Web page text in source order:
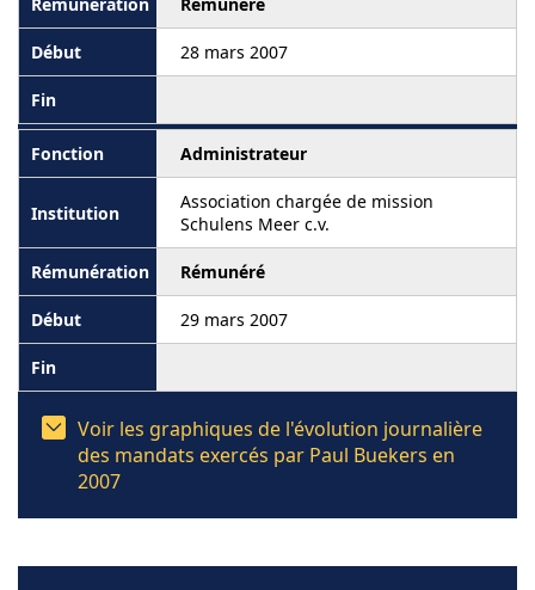
Rémunéré
28 mars 2007
Administrateur
Association chargée de mission
Schulens Meer c.v.
Rémunéré
29 mars 2007
Voir les graphiques de l'évolution journalière
des mandats exercés par Paul Buekers en
2007